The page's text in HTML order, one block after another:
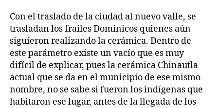
Con el traslado de la ciudad al nuevo valle, se
trasladan los frailes Dominicos quienes aún
siguieron realizando la cerámica. Dentro de
este parámetro existe un vacío que es muy
difícil de explicar, pues la cerámica Chinautla
actual que se da en el municipio de ese mismo
nombre, no se sabe si fueron los indígenas que
habitaron ese lugar, antes de la llegada de los